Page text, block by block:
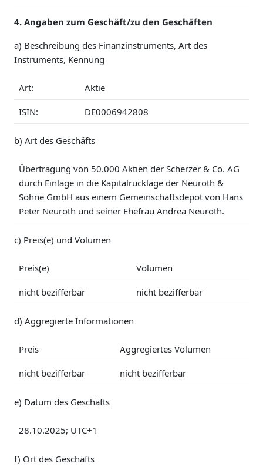
4. Angaben zum Geschäft/zu den Geschäften
a) Beschreibung des Finanzinstruments, Art des
Instruments, Kennung
Art: Aktie
ISIN: DE0006942808
b) Art des Geschäfts
Übertragung von 50.000 Aktien der Scherzer & Co. AG
durch Einlage in die Kapitalrücklage der Neuroth &
Söhne GmbH aus einem Gemeinschaftsdepot von Hans
Peter Neuroth und seiner Ehefrau Andrea Neuroth.
c) Preis(e) und Volumen
Preis(e) Volumen
nicht bezifferbar nicht bezifferbar
d) Aggregierte Informationen
Preis Aggregiertes Volumen
nicht bezifferbar nicht bezifferbar
e) Datum des Geschäfts
28.10.2025; UTC+1
f) Ort des Geschäfts